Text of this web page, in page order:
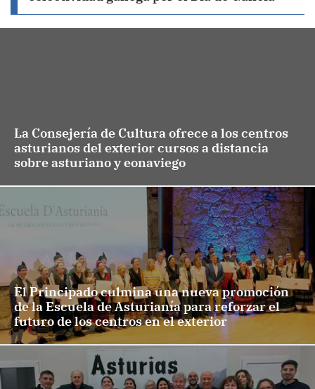
La Consejería de Cultura ofrece a los centros
asturianos del exterior cursos a distancia
sobre asturiano y eonaviego
El Principado culmina una nueva promoción
de la Escuela de Asturianía para reforzar el
futuro de los centros en el exterior